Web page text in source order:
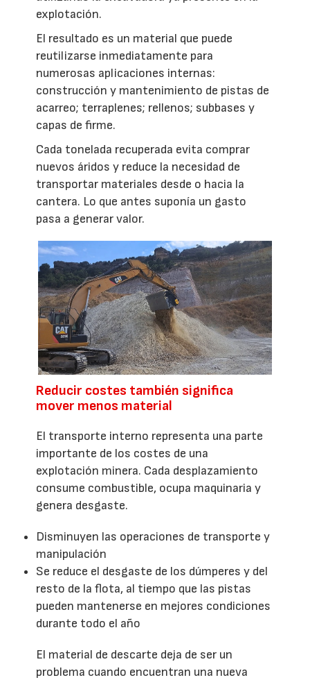
explotación.
El resultado es un material que puede
reutilizarse inmediatamente para
numerosas aplicaciones internas:
construcción y mantenimiento de pistas de
acarreo; terraplenes; rellenos; subbases y
capas de firme.
Cada tonelada recuperada evita comprar
nuevos áridos y reduce la necesidad de
transportar materiales desde o hacia la
cantera. Lo que antes suponía un gasto
pasa a generar valor.
Reducir costes también significa
mover menos material
El transporte interno representa una parte
importante de los costes de una
explotación minera. Cada desplazamiento
consume combustible, ocupa maquinaria y
genera desgaste.
Disminuyen las operaciones de transporte y
manipulación
Se reduce el desgaste de los dúmperes y del
resto de la flota, al tiempo que las pistas
pueden mantenerse en mejores condiciones
durante todo el año
El material de descarte deja de ser un
problema cuando encuentran una nueva